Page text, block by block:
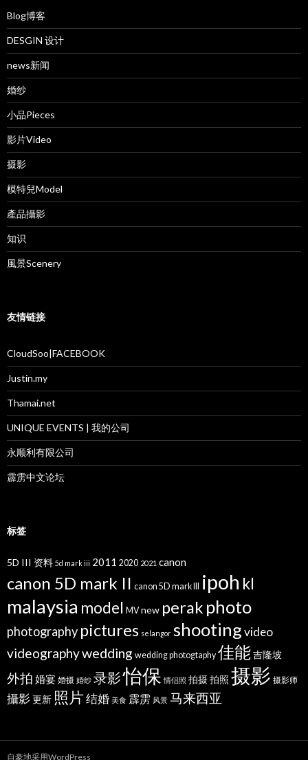
Blog博客
DESGIN 设计
news新闻
婚纱
小品Pieces
影片Video
摄影
模特兒Model
產品攝影
知识
風景Scenery
友情链接
CloudSoo|FACEBOOK
Justin.my
Thamai.net
UNIQUE EVENTS | 我的公司
永顺利有限公司
霹雳中文论坛
标签
5D III 资料 5d mark iii 2011 2020 2021 canon
canon 5D mark II canon 5D mark III ipoh kl
malaysia model MV new perak photo
photography pictures selangor shootingvideo
videographywedding wedding photogtaphy 佳能吉隆坡
外拍 婚宴 婚摄 婚纱 录影怡保 情侣照 拍摄拍照 摄影 摄影师
攝影 更新 照片结婚 美食 霹雳 风景 马来西亚
自豪地采用WordPress